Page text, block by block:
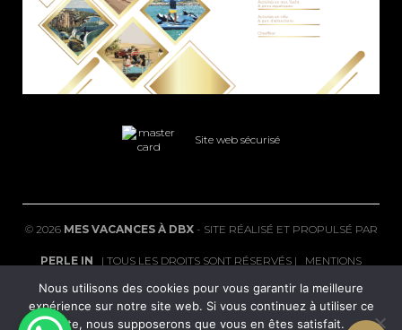
Site web sécurisé
© 2026 MES VACANCES À DBX- SITE RÉALISÉ ET PROPULSÉ PAR
PERLE IN | TOUS LES DROITS SONT RÉSERVÉS | MENTIONS
LÉGALES| FAQ
POLITIQUE DE CONFIDENTIALITÉ|CGV| CONDITIONS DE
Nous utilisons des cookies pour vous garantir la meilleure
expérience sur notre site web. Si vous continuez à utiliser ce
site, nous supposerons que vous en êtes satisfait.